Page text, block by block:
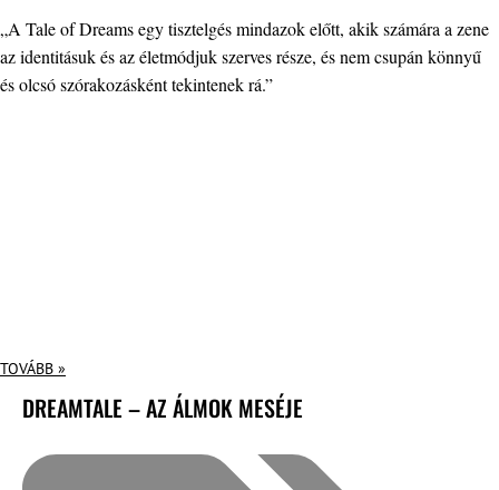
„A Tale of Dreams egy tisztelgés mindazok előtt, akik számára a zene
az identitásuk és az életmódjuk szerves része, és nem csupán könnyű
és olcsó szórakozásként tekintenek rá.”
TOVÁBB »
DREAMTALE – AZ ÁLMOK MESÉJE